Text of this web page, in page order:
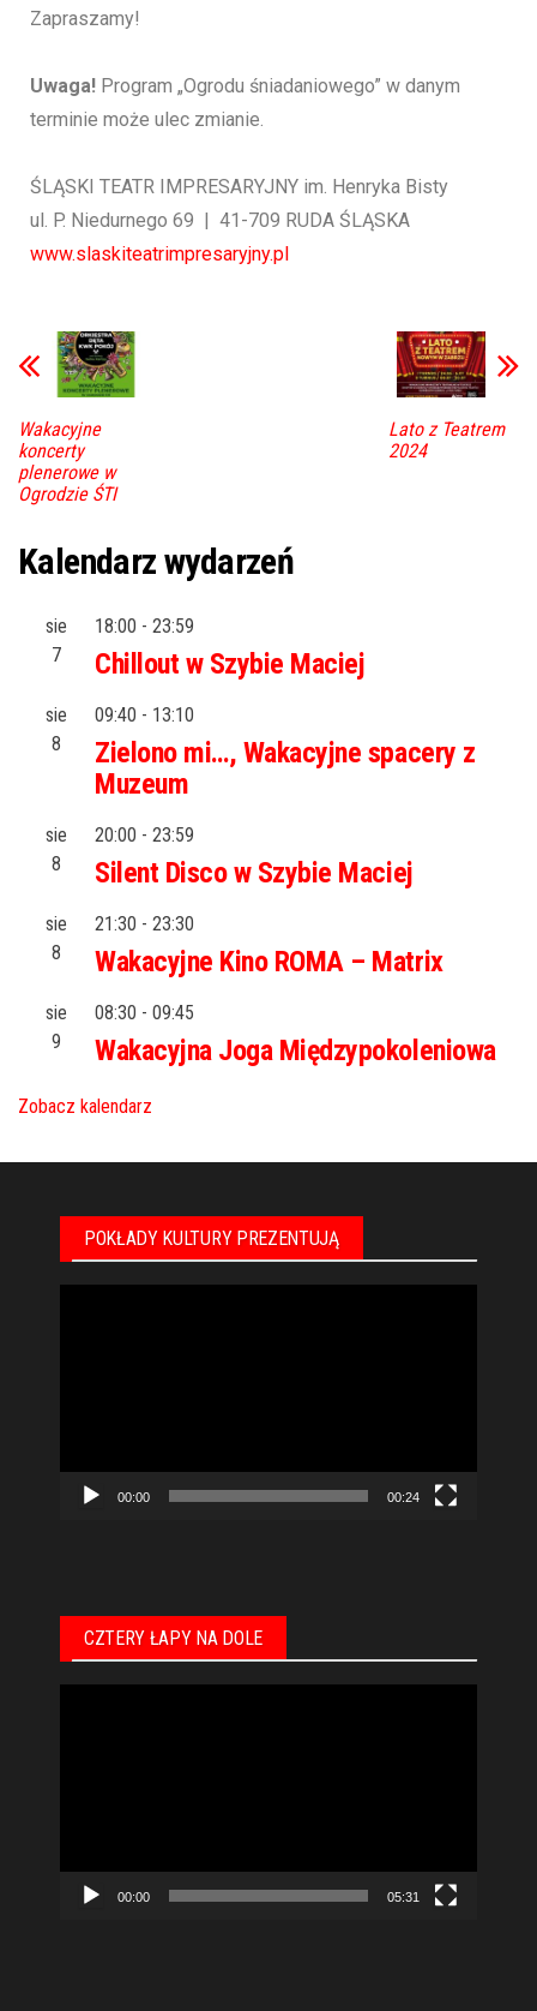
Zapraszamy!
Uwaga! Program „Ogrodu śniadaniowego” w danym
terminie może ulec zmianie.
ŚLĄSKI TEATR IMPRESARYJNY im. Henryka Bisty
ul. P. Niedurnego 69 | 41-709 RUDA ŚLĄSKA
www.slaskiteatrimpresaryjny.pl
Wakacyjne
koncerty
plenerowe w
Ogrodzie ŚTI
Lato z Teatrem
2024
Kalendarz wydarzeń
sie
7
18:00 - 23:59
Chillout w Szybie Maciej
sie
8
09:40 - 13:10
Zielono mi…, Wakacyjne spacery z
Muzeum
sie
8
20:00 - 23:59
Silent Disco w Szybie Maciej
sie
8
21:30 - 23:30
Wakacyjne Kino ROMA – Matrix
sie
9
08:30 - 09:45
Wakacyjna Joga Międzypokoleniowa
Zobacz kalendarz
POKŁADY KULTURY PREZENTUJĄ
00:00 00:24
CZTERY ŁAPY NA DOLE
00:00 05:31